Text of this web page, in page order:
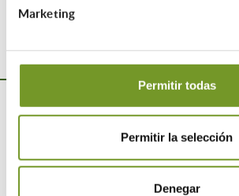
Marketing
Permitir todas
Permitir la selección
Denegar